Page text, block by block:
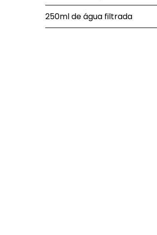
250ml de água filtrada